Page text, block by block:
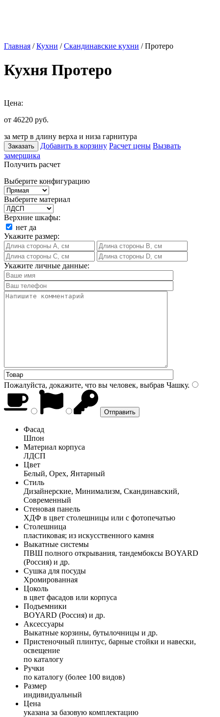
Главная /Кухни /Скандинавские кухни / Протеро
Кухня Протеро
Цена:
от 46220 руб.
за метр в длину верха и низа гарнитура
Заказать Добавить в корзину Расчет цены Вызвать
замерщика
Получить расчет
Выберите конфигурацию
Выберите материал
Верхние шкафы:
нет да
Укажите размер:
Укажите личные данные:
Пожалуйста, докажите, что вы человек, выбрав Чашку.
Фасад
Шпон
Материал корпуса
ЛДСП
Цвет
Белый, Орех, Янтарный
Стиль
Дизайнерские, Минимализм, Скандинавский,
Современный
Стеновая панель
ХДФ в цвет столешницы или с фотопечатью
Столешница
пластиковая; из искусственного камня
Выкатные системы
ПВШ полного открывания, тандембоксы BOYARD
(Россия) и др.
Сушка для посуды
Хромированная
Цоколь
в цвет фасадов или корпуса
Подъемники
BOYARD (Россия) и др.
Аксессуары
Выкатные корзины, бутылочницы и др.
Пристеночный плинтус, барные стойки и навески,
освещение
по каталогу
Ручки
по каталогу (более 100 видов)
Размер
индивидуальный
Цена
указана за базовую комплектацию